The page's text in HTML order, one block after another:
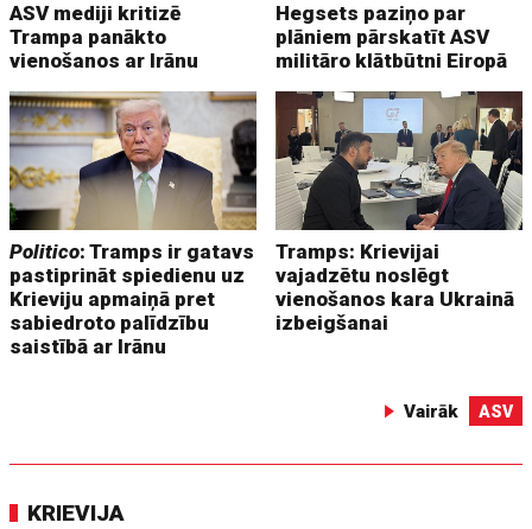
ASV mediji kritizē
Trampa panākto
vienošanos ar Irānu
Hegsets paziņo par
plāniem pārskatīt ASV
militāro klātbūtni Eiropā
Politico: Tramps ir gatavs
pastiprināt spiedienu uz
Krieviju apmaiņā pret
sabiedroto palīdzību
saistībā ar Irānu
Tramps: Krievijai
vajadzētu noslēgt
vienošanos kara Ukrainā
izbeigšanai
Vairāk ASV
KRIEVIJA